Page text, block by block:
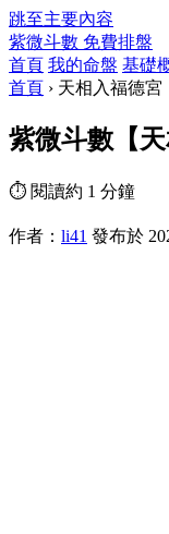
跳至主要內容
紫微斗數 免費排盤
首頁 我的命盤 基礎
首頁 › 天相入福德宮
紫微斗數【
⏱ 閱讀約 1 分鐘
作者： li41 發布於